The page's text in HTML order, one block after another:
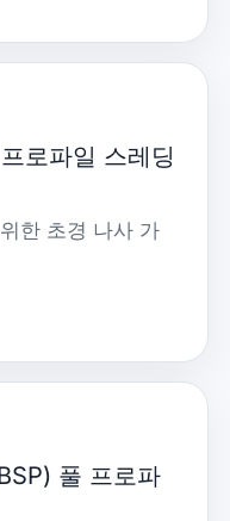
로파일 스레딩
한 초경 나사 가
풀 프로파